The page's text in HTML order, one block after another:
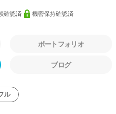
確認済 機密保持確認済
ポートフォリオ
ブログ
ル